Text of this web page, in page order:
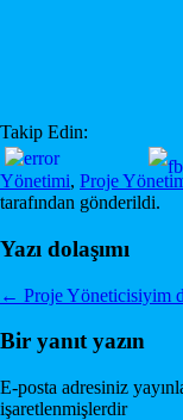
Takip Edin:
Yönetimi, Proje
tarafından gönderildi.
Yazı dolaşımı
← Proje Yöneticisiyim
Bir yanıt yazın
E-posta adresiniz
işaretlenmişlerdir